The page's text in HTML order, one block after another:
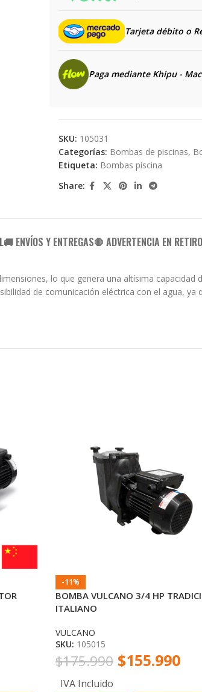
Tarjeta débito o
Paga mediante Khipu -
SKU: 105031
Categorías: Bombas de piscinas,
Etiqueta: Bombas piscina
Share:
🚚 ENVÍOS Y ENTREGAS🛑 ADVERTENCIA EN
lo que genera una altísima capacidad
de comunicación eléctrica con el agua,
-11%
BOMBA VULCANO 3/4 HP
ITALIANO
VULCANO
SKU: 105015
$175.990 $155.990
IVA Incluido